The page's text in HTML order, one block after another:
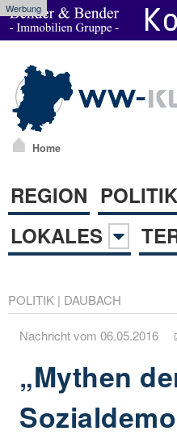
Werbung
Home
REGION POLITIK
LOKALES
POLITIK | DAUBACH
Nachricht vom 06.05.2016
„Mythen